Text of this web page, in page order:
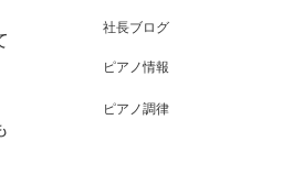
社長ブログ
ピアノ情報
ピアノ調律